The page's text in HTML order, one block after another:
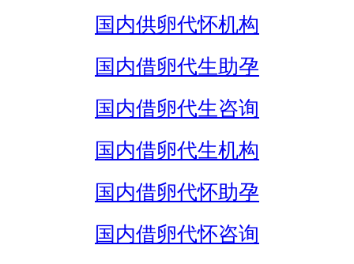
国内供卵代怀机构
国内借卵代生助孕
国内借卵代生咨询
国内借卵代生机构
国内借卵代怀助孕
国内借卵代怀咨询